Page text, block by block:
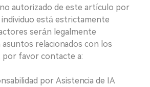
autorizado de este artículo por
está estrictamente
serán legalmente
asuntos relacionados con los
favor contacte a:
por Asistencia de IA